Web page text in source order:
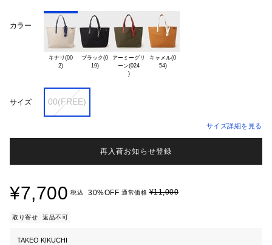
カラー
キナリ(00
ブラック(0
19)
アーミーグリ
ーン(024
)
キャメル(0
54)
サイズ 00(FREE)
サイズ詳細を見る
再入荷お知らせ登録
¥7,700 税込 30%OFF 通常価格¥11,000
取り寄せ 返品不可
TAKEO KIKUCHI